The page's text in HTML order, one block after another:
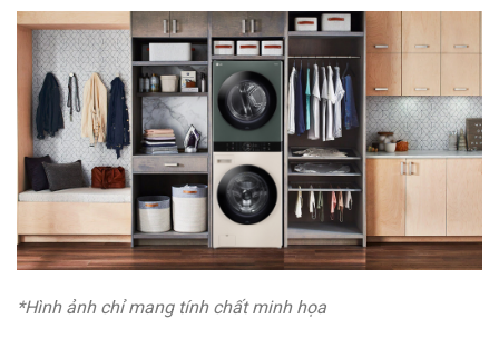
*Hình ảnh chỉ mang tính chất minh họa